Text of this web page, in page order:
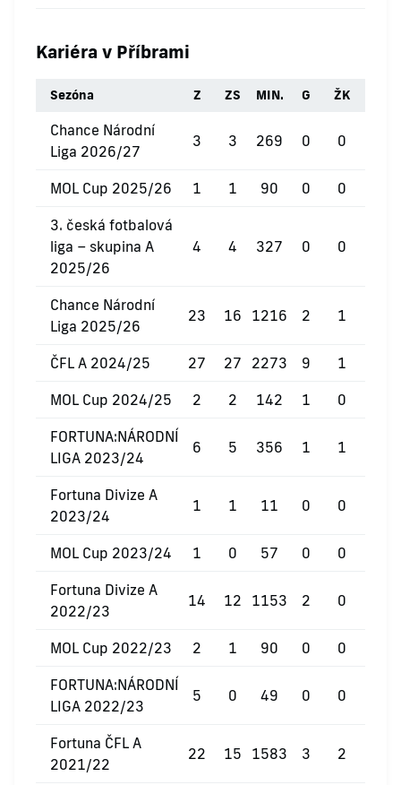
Kariéra v Příbrami
Sezóna Z ZS MIN. G ŽK
Chance Národní
Liga 2026/27
3 3 269 0 0
MOL Cup 2025/26 1 1 90 0 0
3. česká fotbalová
liga – skupina A
2025/26
4 4 327 0 0
Chance Národní
Liga 2025/26
23 16 1216 2 1
ČFL A 2024/25 27 27 2273 9 1
MOL Cup 2024/25 2 2 142 1 0
FORTUNA:NÁRODNÍ
LIGA 2023/24
6 5 356 1 1
Fortuna Divize A
2023/24
1 1 11 0 0
MOL Cup 2023/24 1 0 57 0 0
Fortuna Divize A
2022/23
14 12 1153 2 0
MOL Cup 2022/23 2 1 90 0 0
FORTUNA:NÁRODNÍ
LIGA 2022/23
5 0 49 0 0
Fortuna ČFL A
2021/22
22 15 1583 3 2